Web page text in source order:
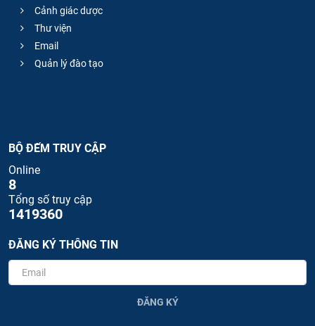
Cảnh giác dược
Thư viện
Email
Quản lý đào tạo
BỘ ĐẾM TRUY CẬP
Online
8
Tổng số truy cập
1419360
ĐĂNG KÝ THÔNG TIN
ĐĂNG KÝ